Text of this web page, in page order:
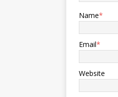
Name*
Email*
Website